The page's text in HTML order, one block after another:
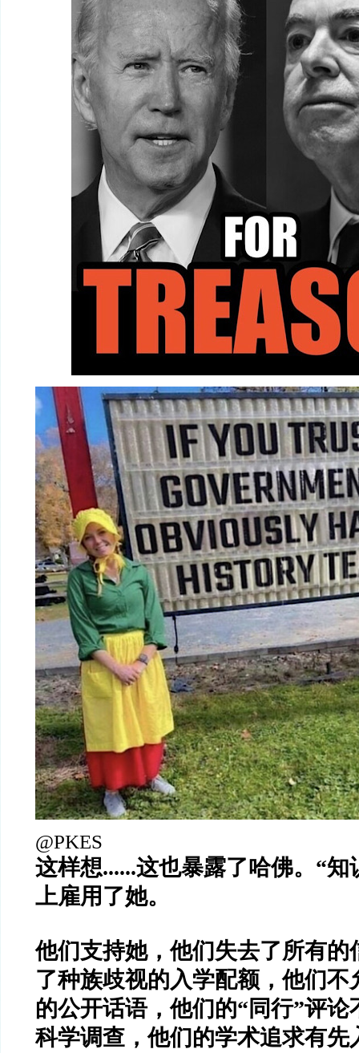
@PKES
这样想......这也暴露了哈佛。 “知
上雇用了她。
他们支持她，他们失去了所有的
了种族歧视的入学配额，他们不
的公开话语，他们的“同行”评论
科学调查，他们的学术追求有先